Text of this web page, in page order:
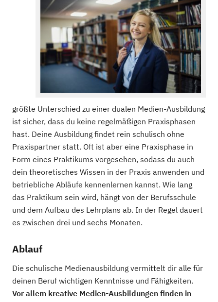
größte Unterschied zu einer dualen Medien-Ausbildung
ist sicher, dass du keine regelmäßigen Praxisphasen
hast. Deine Ausbildung findet rein schulisch ohne
Praxispartner statt. Oft ist aber eine Praxisphase in
Form eines Praktikums vorgesehen, sodass du auch
dein theoretisches Wissen in der Praxis anwenden und
betriebliche Abläufe kennenlernen kannst. Wie lang
das Praktikum sein wird, hängt von der Berufsschule
und dem Aufbau des Lehrplans ab. In der Regel dauert
es zwischen drei und sechs Monaten.
Ablauf
Die schulische Medienausbildung vermittelt dir alle für
deinen Beruf wichtigen Kenntnisse und Fähigkeiten.
Vor allem kreative Medien-Ausbildungen finden in